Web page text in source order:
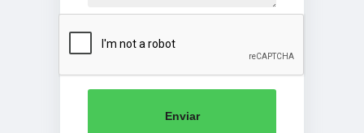
Enviar